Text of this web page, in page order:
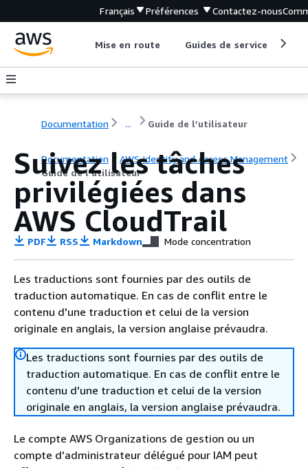
Français Préférences Contactez-nous
Mise en route Guides de service
Documentation ... Guide de l’utilisateur
Documentation
AWS Identity and Access Management
Guide de l’utilisateur
Suivez les tâches
privilégiées dans
AWS CloudTrail
PDF RSS Markdown Mode concentration
Les traductions sont fournies par des outils de
traduction automatique. En cas de conflit entre le
contenu d'une traduction et celui de la version
originale en anglais, la version anglaise prévaudra.
Les traductions sont fournies par des outils de
traduction automatique. En cas de conflit entre le
contenu d'une traduction et celui de la version
originale en anglais, la version anglaise prévaudra.
Le compte AWS Organizations de gestion ou un
compte d'administrateur délégué pour IAM peut